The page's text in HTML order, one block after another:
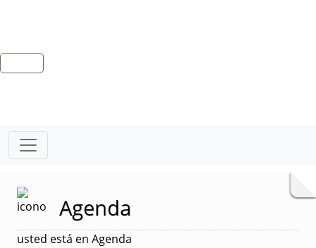
Agenda
usted está en Agenda